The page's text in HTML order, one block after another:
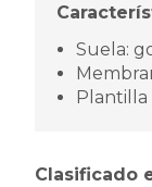
Suela:
Plantilla
Clasificado